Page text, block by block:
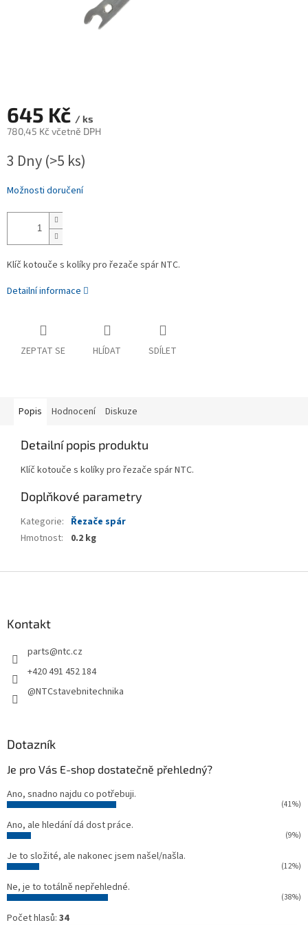
645 Kč / ks
780,45 Kč včetně DPH
cena:
3 Dny(>5 ks)
Možnosti doručení
Klíč kotouče s kolíky pro řezače spár NTC.
Detailní informace
ZEPTAT SE HLÍDAT SDÍLET
Popis Hodnocení Diskuze
Detailní popis produktu
Klíč kotouče s kolíky pro řezače spár NTC.
Doplňkové parametry
Kategorie: Řezače spár
Hmotnost: 0.2 kg
Kontakt
parts@ntc.cz
+420 491 452 184
@NTCstavebnitechnika
Dotazník
Je pro Vás E-shop dostatečně přehledný?
Ano, snadno najdu co potřebuji.
(41%)
Ano, ale hledání dá dost práce.
(9%)
Je to složité, ale nakonec jsem našel/našla.
(12%)
Ne, je to totálně nepřehledné.
(38%)
Počet hlasů: 34